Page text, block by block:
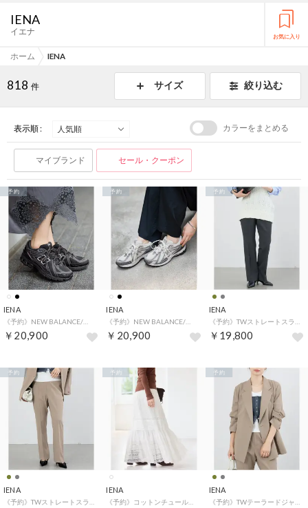
IENA
イエナ お気に入り
ホーム IENA
818 件 サイズ 絞り込む
表示順 : カラーをまとめる
マイブランド セール・クーポン
IENA
￥20,900
予約
IENA
￥20,900
予約
IENA
￥19,800
予約
IENA
予約
IENA
予約
IENA
予約